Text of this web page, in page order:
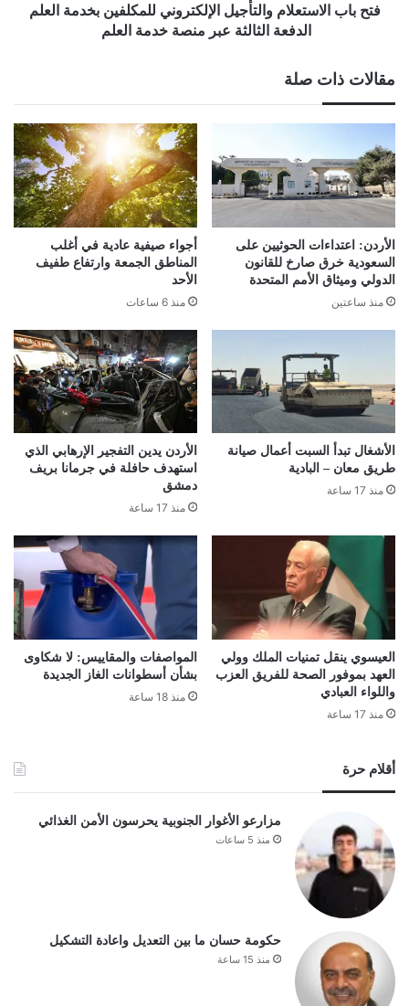
الثالثة
العلم
فتح باب الاستعلام والتأجيل الإلكتروني للمكلفين بخدمة العلم
الدفعة الثالثة عبر منصة خدمة العلم
مقالات ذات صلة
الأردن: اعتداءات الحوثيين على
السعودية خرق صارخ للقانون
الدولي وميثاق الأمم المتحدة
منذ ساعتين
أجواء صيفية عادية في أغلب
المناطق الجمعة وارتفاع طفيف
الأحد
منذ 6 ساعات
الأشغال تبدأ السبت أعمال صيانة
طريق معان – البادية
منذ 17 ساعة
الأردن يدين التفجير الإرهابي الذي
استهدف حافلة في جرمانا بريف
دمشق
منذ 17 ساعة
العيسوي ينقل تمنيات الملك وولي
العهد بموفور الصحة للفريق العزب
واللواء العبادي
منذ 17 ساعة
المواصفات والمقاييس: لا شكاوى
بشأن أسطوانات الغاز الجديدة
منذ 18 ساعة
أقلام حرة
مزارعو الأغوار الجنوبية يحرسون الأمن الغذائي
منذ 5 ساعات
حكومة حسان ما بين التعديل واعادة التشكيل
منذ 15 ساعة